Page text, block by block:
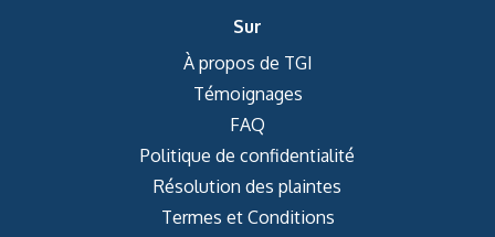
Sur
À propos de TGI
Témoignages
FAQ
Politique de confidentialité
Résolution des plaintes
Termes et Conditions